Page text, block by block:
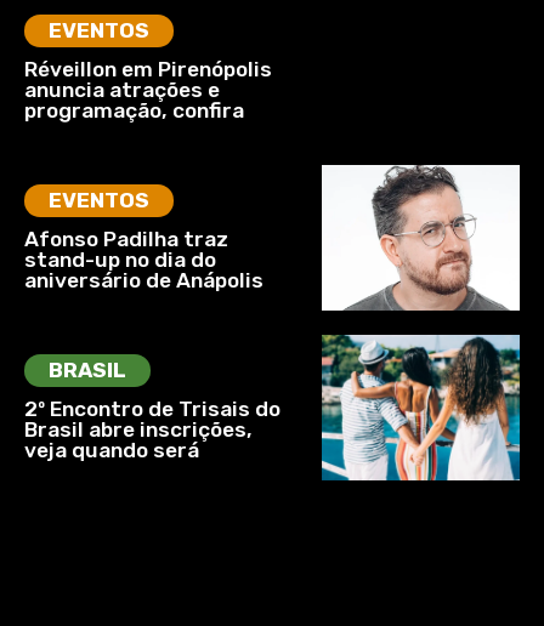
EVENTOS
Réveillon em Pirenópolis
anuncia atrações e
programação, confira
EVENTOS
Afonso Padilha traz
stand-up no dia do
aniversário de Anápolis
BRASIL
2º Encontro de Trisais do
Brasil abre inscrições,
veja quando será